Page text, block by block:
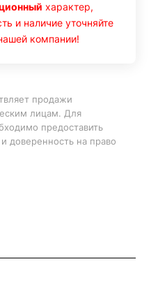
характер,
и наличие уточняйте
компании!
продажи
лицам. Для
предоставить
доверенность на право